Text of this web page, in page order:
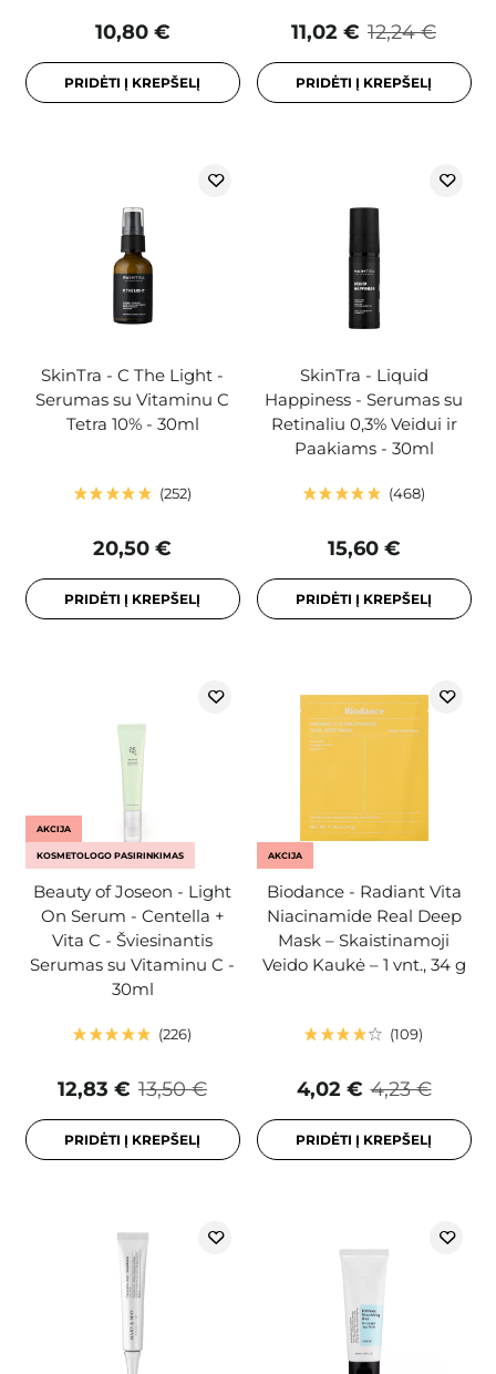
10,80 €
PRIDĖTI Į KREPŠELĮ
12,24 €
11,02 €
PRIDĖTI Į KREPŠELĮ
SkinTra - C The Light -
Serumas su Vitaminu C
Tetra 10% - 30ml
252
20,50 €
PRIDĖTI Į KREPŠELĮ
SkinTra - Liquid
Happiness - Serumas su
Retinaliu 0,3% Veidui ir
Paakiams - 30ml
468
15,60 €
PRIDĖTI Į KREPŠELĮ
AKCIJA
KOSMETOLOGO PASIRINKIMAS
Beauty of Joseon - Light
On Serum - Centella +
Vita C - Šviesinantis
Serumas su Vitaminu C -
30ml
226
13,50 €
12,83 €
PRIDĖTI Į KREPŠELĮ
AKCIJA
Biodance - Radiant Vita
Niacinamide Real Deep
Mask – Skaistinamoji
Veido Kaukė – 1 vnt., 34 g
109
4,23 €
4,02 €
PRIDĖTI Į KREPŠELĮ